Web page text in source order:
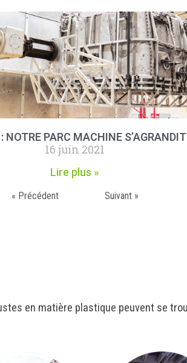
NOTRE PARC MACHINE
16 juin 2021
Lire plus »
« Précédent Suivant »
en matière plastique peuvent se